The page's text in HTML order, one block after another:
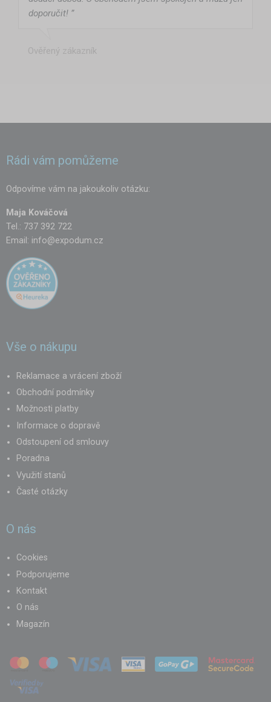
doporučit! ”
Ověřený zákazník
Rádi vám pomůžeme
Odpovíme vám na jakoukoliv otázku:
Maja Kováčová
Tel.: 737 392 722
Email: info@expodum.cz
Vše o nákupu
Reklamace a vrácení zboží
Obchodní podmínky
Možnosti platby
Informace o dopravě
Odstoupení od smlouvy
Poradna
Využití stanů
Časté otázky
O nás
Cookies
Podporujeme
Kontakt
O nás
Magazín